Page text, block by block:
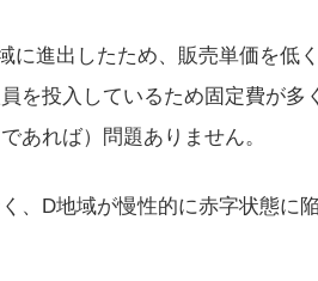
に進出したため、販売単価を低
を投入しているため固定費が
であれば）問題ありません。
、D地域が慢性的に赤字状態に